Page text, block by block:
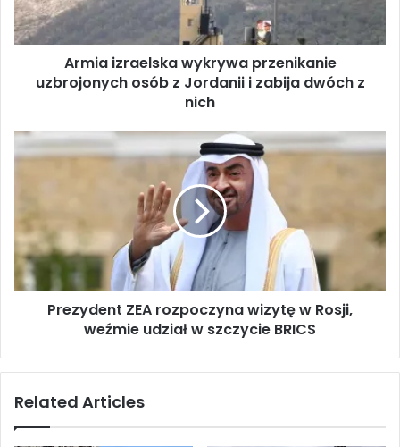
z
r
a
a
w
a
n
k
Armia izraelska wykrywa przenikanie
uzbrojonych osób z Jordanii i zabija dwóch z
nich
P
r
d
e
t
z
Prezydent ZEA rozpoczyna wizytę w Rosji,
weźmie udział w szczycie BRICS
Related Articles